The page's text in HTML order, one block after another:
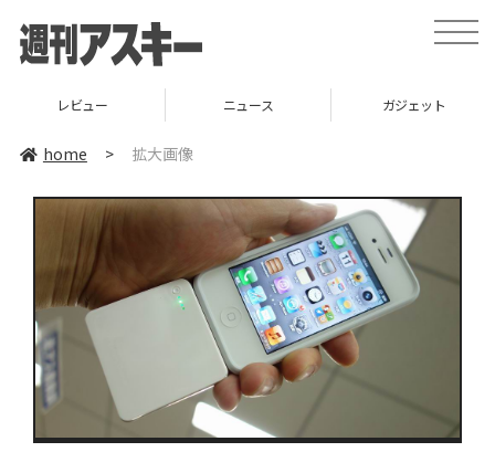
toggle
レビュー ニュース ガジェット
home > 拡大画像